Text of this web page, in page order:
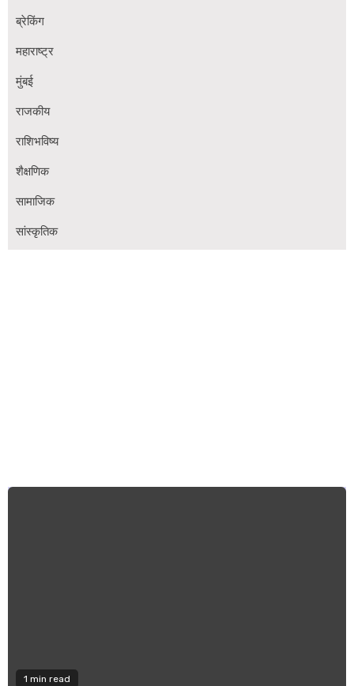
ब्रेकिंग
महाराष्ट्र
मुंबई
राजकीय
राशिभविष्य
शैक्षणिक
सामाजिक
सांस्कृतिक
1 min read